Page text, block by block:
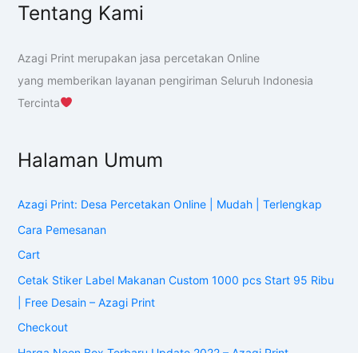
Tentang Kami
Azagi Print merupakan jasa percetakan Online
yang memberikan layanan pengiriman Seluruh Indonesia
Tercinta
Halaman Umum
Azagi Print: Desa Percetakan Online | Mudah | Terlengkap
Cara Pemesanan
Cart
Cetak Stiker Label Makanan Custom 1000 pcs Start 95 Ribu
| Free Desain – Azagi Print
Checkout